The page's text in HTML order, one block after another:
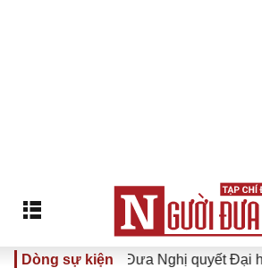
Dòng sự kiện
XVI Đưa Nghị quyết Đại hội